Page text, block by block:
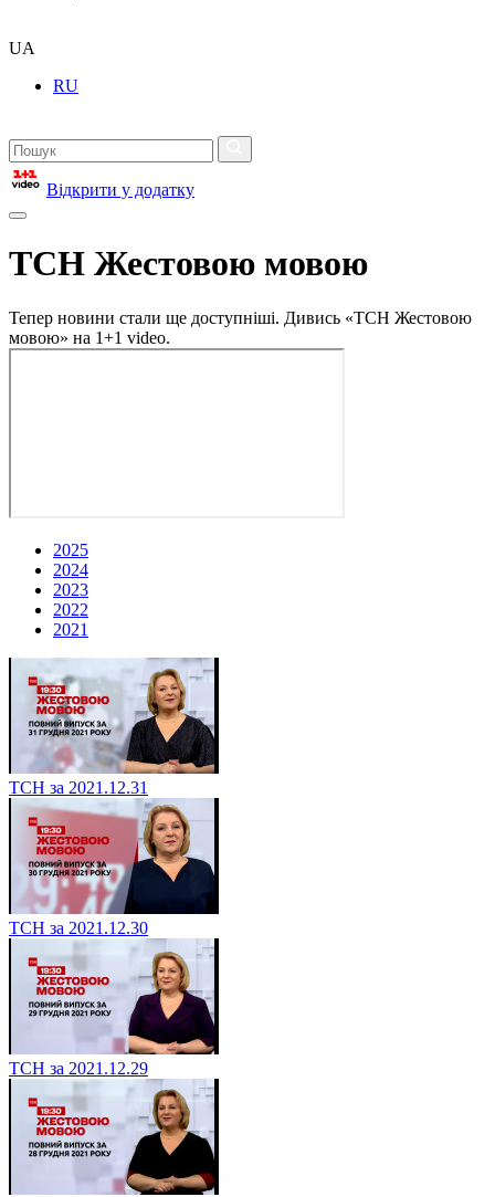
UA
RU
Відкрити у додатку
ТСН Жестовою мовою
Тепер новини стали ще доступніші. Дивись «ТСН Жестовою
мовою» на 1+1 video.
2025
2024
2023
2022
2021
ТСН за 2021.12.31
ТСН за 2021.12.30
ТСН за 2021.12.29